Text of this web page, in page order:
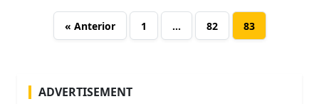
« Anterior 1 … 82 83
ADVERTISEMENT